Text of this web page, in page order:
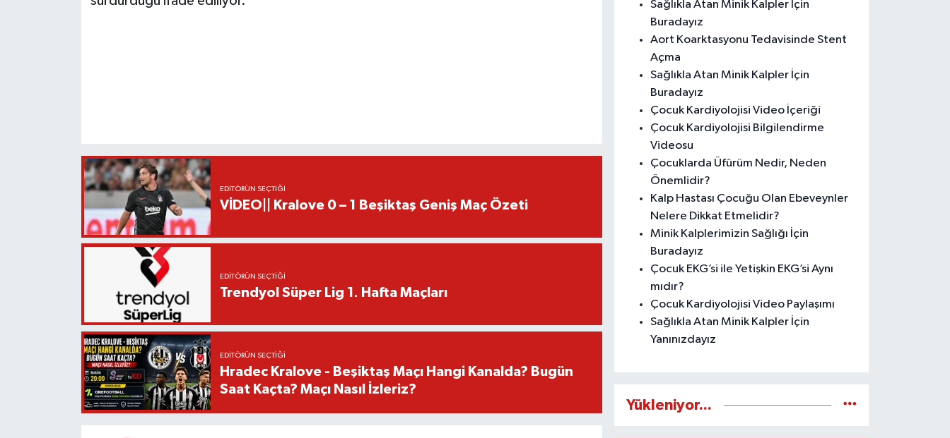
EDITÖRÜN SEÇTIĞI
VİDEO|| Kralove 0 – 1 Beşiktaş Geniş Maç Özeti
EDITÖRÜN SEÇTIĞI
Trendyol Süper Lig 1. Hafta Maçları
EDITÖRÜN SEÇTIĞI
Hradec Kralove - Beşiktaş Maçı Hangi Kanalda? Bugün
Saat Kaçta? Maçı Nasıl İzleriz?
Sağlıkla Atan Minik Kalpler İçin
Buradayız
Aort Koarktasyonu Tedavisinde Stent
Açma
Sağlıkla Atan Minik Kalpler İçin
Buradayız
Çocuk Kardiyolojisi Video İçeriği
Çocuk Kardiyolojisi Bilgilendirme
Videosu
Çocuklarda Üfürüm Nedir, Neden
Önemlidir?
Kalp Hastası Çocuğu Olan Ebeveynler
Nelere Dikkat Etmelidir?
Minik Kalplerimizin Sağlığı İçin
Buradayız
Çocuk EKG’si ile Yetişkin EKG’si Aynı
mıdır?
Çocuk Kardiyolojisi Video Paylaşımı
Sağlıkla Atan Minik Kalpler İçin
Yanınızdayız
Yükleniyor...